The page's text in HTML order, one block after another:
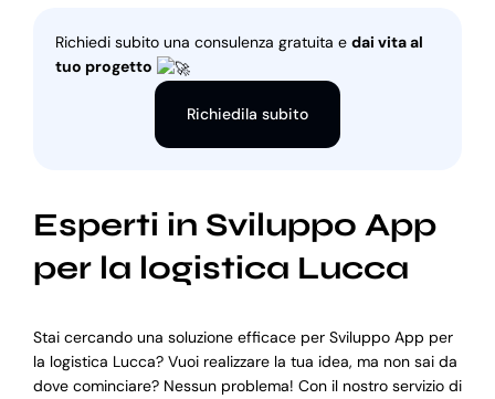
Richiedi subito una consulenza gratuita e dai vita al
tuo progetto
Richiedila subito
Esperti in Sviluppo App
per la logistica Lucca
Stai cercando una soluzione efficace per Sviluppo App per
la logistica Lucca? Vuoi realizzare la tua idea, ma non sai da
dove cominciare? Nessun problema! Con il nostro servizio di